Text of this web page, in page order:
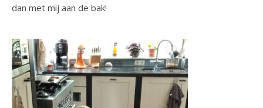
dan met mij aan de bak!